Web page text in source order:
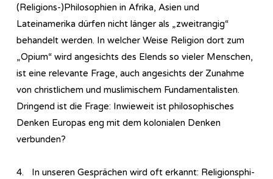
(Religions-)Philosophien in Afrika, Asien und
Lateinamerika dürfen nicht länger als „zweitrangig“
behandelt werden. In welcher Weise Religion dort zum
„Opium“ wird angesichts des Elends so vieler Menschen,
ist eine relevante Frage, auch angesichts der Zunahme
von christlichem und muslimischem Fundamentalisten.
Dringend ist die Frage: Inwieweit ist philosophisches
Denken Europas eng mit dem kolonialen Denken
verbunden?
4. In unseren Gesprächen wird oft erkannt: Re­li­gi­ons­phi­